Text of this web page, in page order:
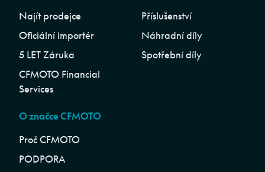
Najít prodejce
Oficiální importér
5 LET Záruka
CFMOTO Financial
Services
Příslušenství
Náhradní díly
Spotřební díly
O značce CFMOTO
Proč CFMOTO
PODPORA